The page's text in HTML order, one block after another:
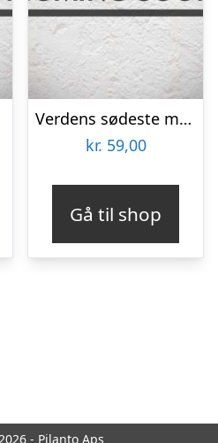
Verdens sødeste mormor krus
kr. 59,00
Gå til shop
- Pilanto Aps